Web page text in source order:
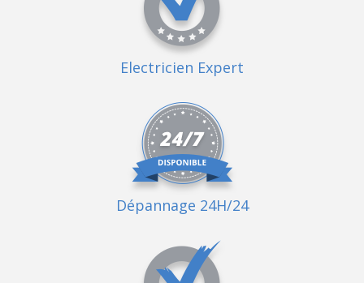
Electricien Expert
Dépannage 24H/24